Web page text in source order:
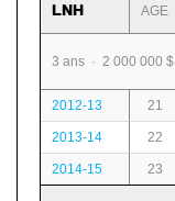
LNH AGE
3 ans · 2 000 000 $
2012-13 21
2013-14 22
2014-15 23